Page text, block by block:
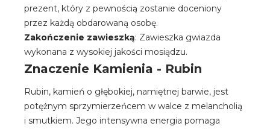
prezent, który z pewnością zostanie doceniony
przez każdą obdarowaną osobę.
Zakończenie zawieszką: Zawieszka gwiazda
wykonana z wysokiej jakości mosiądzu.
Znaczenie Kamienia - Rubin
Rubin, kamień o głębokiej, namiętnej barwie, jest
potężnym sprzymierzeńcem w walce z melancholią
i smutkiem. Jego intensywna energia pomaga